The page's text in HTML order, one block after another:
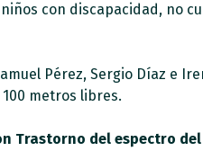
con discapacidad, no
Pérez, Sergio Díaz e
metros libres.
Trastorno del espectro